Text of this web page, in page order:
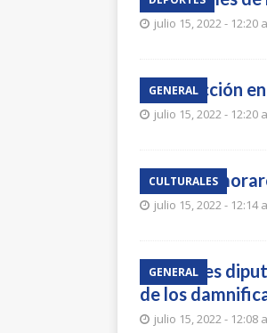
julio 15, 2022 - 12:20
GENERAL
Reducción
julio 15, 2022 - 12:20
CULTURALES
julio 15, 2022 - 12:14
GENERAL
Los tres
de los
julio 15, 2022 - 12:08